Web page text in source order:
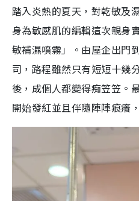
踏入炎熱的夏天，對乾敏及
身為敏感肌的編輯這次親身
敏補濕噴霧」。由屋企出門
司，路程雖然只有短短十幾
後，成個人都變得痴笠笠。
開始發紅並且伴隨陣陣痕癢